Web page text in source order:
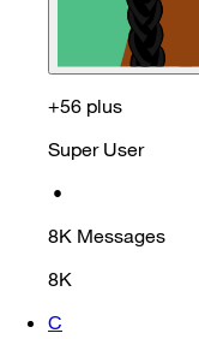
+56 plus
Super User
•
8K Messages
8K
C